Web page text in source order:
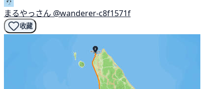
まるやっさん @wanderer-c8f1571f
收藏